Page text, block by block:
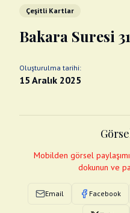
Çeşitli Kartlar
Bakara Suresi
Oluşturulma tarihi:
15 Aralık 2025
Mobilden görsel
dokunun ve
Email Facebook